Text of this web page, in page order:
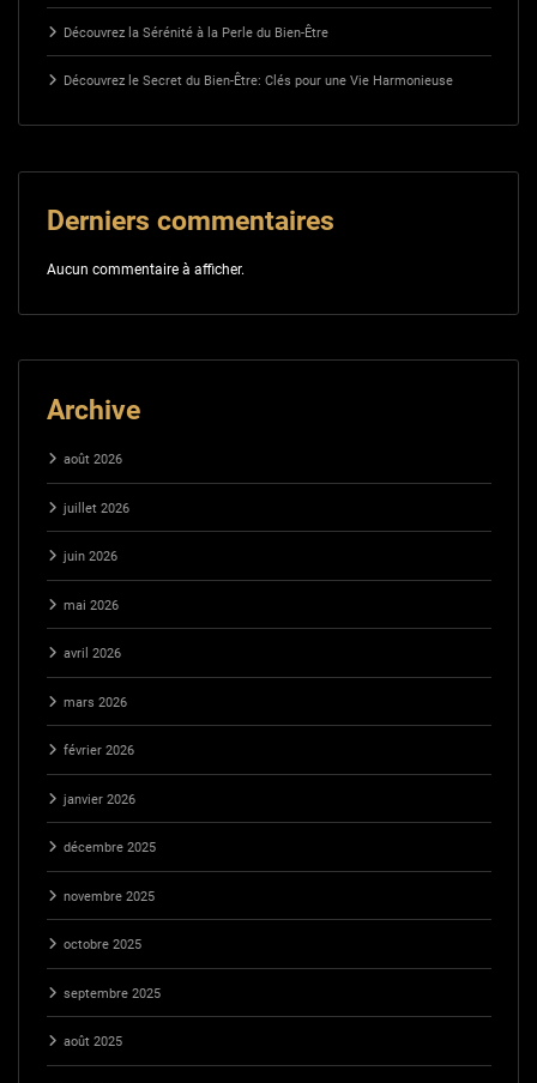
Découvrez la Sérénité à la Perle du Bien-Être
Découvrez le Secret du Bien-Être: Clés pour une Vie Harmonieuse
Derniers commentaires
Aucun commentaire à afficher.
Archive
août 2026
juillet 2026
juin 2026
mai 2026
avril 2026
mars 2026
février 2026
janvier 2026
décembre 2025
novembre 2025
octobre 2025
septembre 2025
août 2025